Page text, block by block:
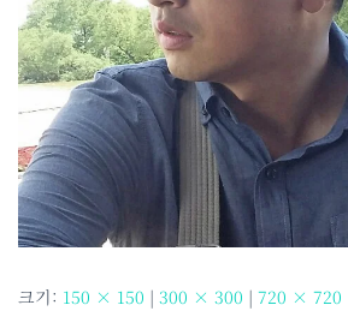
크기: 150 × 150 | 300 × 300 | 720 × 720